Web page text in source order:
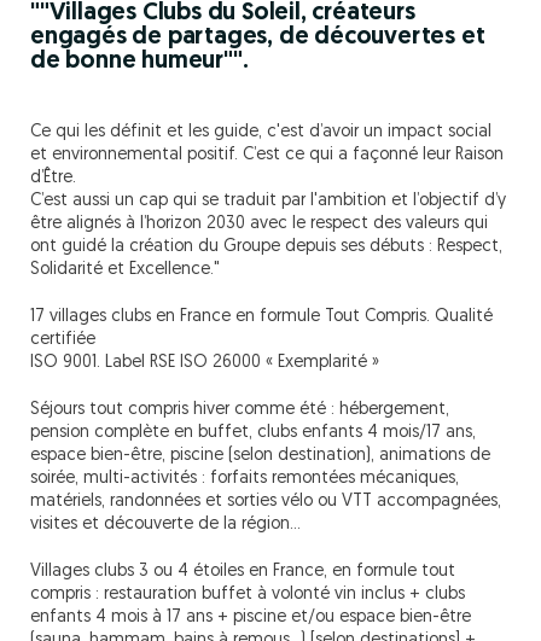
""Villages Clubs du Soleil, créateurs
engagés de partages, de découvertes et
de bonne humeur"".
Ce qui les définit et les guide, c'est d’avoir un impact social
et environnemental positif. C’est ce qui a façonné leur Raison
d’Être.
C’est aussi un cap qui se traduit par l'ambition et l’objectif d’y
être alignés à l’horizon 2030 avec le respect des valeurs qui
ont guidé la création du Groupe depuis ses débuts : Respect,
Solidarité et Excellence."
17 villages clubs en France en formule Tout Compris. Qualité
certifiée
ISO 9001. Label RSE ISO 26000 « Exemplarité »
Séjours tout compris hiver comme été : hébergement,
pension complète en buffet, clubs enfants 4 mois/17 ans,
espace bien-être, piscine (selon destination), animations de
soirée, multi-activités : forfaits remontées mécaniques,
matériels, randonnées et sorties vélo ou VTT accompagnées,
visites et découverte de la région…
Villages clubs 3 ou 4 étoiles en France, en formule tout
compris : restauration buffet à volonté vin inclus + clubs
enfants 4 mois à 17 ans + piscine et/ou espace bien-être